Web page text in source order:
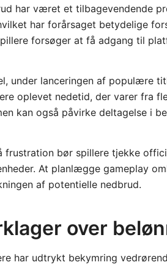
har været et tilbagevendende
har forårsaget betydelige
forsøger at få adgang til
under lanceringen af populære
oplevet nedetid, der varer fra
kan også påvirke deltagelse i
frustration bør spillere tjekke
At planlægge gameplay
af potentielle nedbrud.
over
har udtrykt bekymring